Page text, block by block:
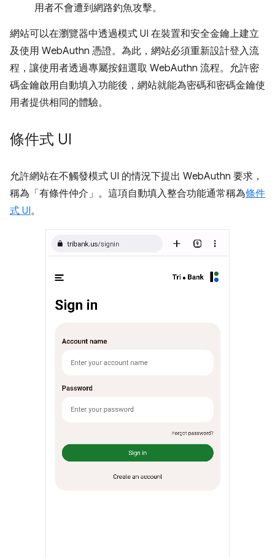
用者不會遭到網路釣魚攻擊。
網站可以在瀏覽器中透過模式 UI 在裝置和安全金鑰上建立
及使用 WebAuthn 憑證。為此，網站必須重新設計登入流
程，讓使用者透過專屬按鈕選取 WebAuthn 流程。允許密
碼金鑰啟用自動填入功能後，網站就能為密碼和密碼金鑰使
用者提供相同的體驗。
條件式 UI
允許網站在不觸發模式 UI 的情況下提出 WebAuthn 要求，
稱為「有條件仲介」。這項自動填入整合功能通常稱為條件
式 UI。